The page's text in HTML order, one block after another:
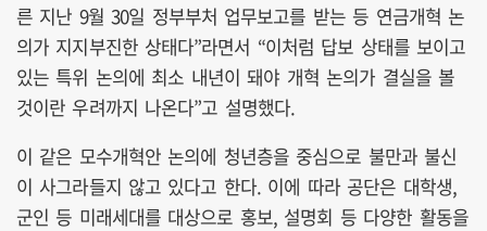
른 지난 9월 30일 정부부처 업무보고를 받는 등 연금개혁 논
의가 지지부진한 상태다”라면서 “이처럼 답보 상태를 보이고
있는 특위 논의에 최소 내년이 돼야 개혁 논의가 결실을 볼
것이란 우려까지 나온다”고 설명했다.
이 같은 모수개혁안 논의에 청년층을 중심으로 불만과 불신
이 사그라들지 않고 있다고 한다. 이에 따라 공단은 대학생,
군인 등 미래세대를 대상으로 홍보, 설명회 등 다양한 활동을